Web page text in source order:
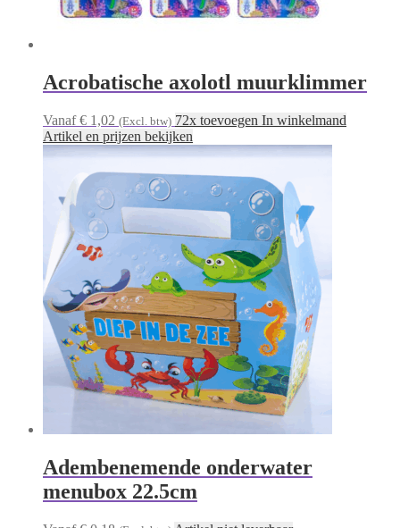
Acrobatische axolotl muurklimmer
Vanaf € 1,02 (Excl. btw) 72x toevoegen In winkelmand
Artikel en prijzen bekijken
Adembenemende onderwater
menubox 22.5cm